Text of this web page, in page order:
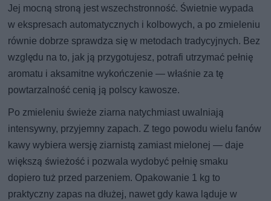
Jej mocną stroną jest wszechstronność. Świetnie wypada
w ekspresach automatycznych i kolbowych, a po zmieleniu
równie dobrze sprawdza się w metodach tradycyjnych. Bez
względu na to, jak ją przygotujesz, potrafi utrzymać pełnię
aromatu i aksamitne wykończenie — właśnie za tę
powtarzalność cenią ją polscy kawosze.
Po zmieleniu świeże ziarna natychmiast uwalniają
intensywny, przyjemny zapach. Z tego powodu wielu fanów
kawy wybiera wersję ziarnistą zamiast mielonej — daje
większą świeżość i pozwala wydobyć pełnię smaku
dopiero tuż przed parzeniem. Opakowanie 1 kg to
praktyczny zapas na dłużej, nawet gdy kawa ląduje w